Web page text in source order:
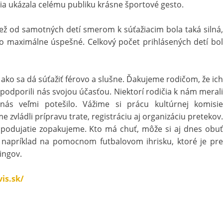
ukázala celému publiku krásne športové gesto.
od samotných detí smerom k súťažiacim bola taká silná,
maximálne úspešné. Celkový počet prihlásených detí bol
sa dá súťažiť férovo a slušne. Ďakujeme rodičom, že ich
nás svojou účasťou. Niektorí rodičia k nám merali
veľmi potešilo. Vážime si prácu kultúrnej komisie
zvládli prípravu trate, registráciu aj organizáciu pretekov.
zopakujeme. Kto má chuť, môže si aj dnes obuť
na pomocnom futbalovom ihrisku, ktoré je pre